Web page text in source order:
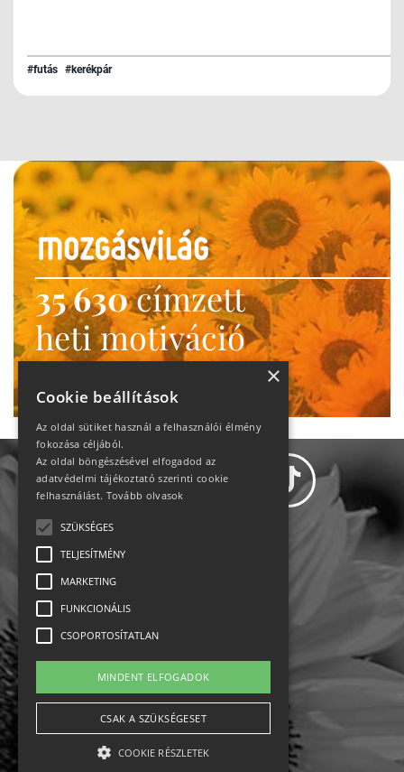
#futás #kerékpár
35 630címzett
heti motiváció
Ne maradj le!
Impresszum-kapcsolat
Jogi nyilatkozat
Rólunk
English
×
Cookie beállítások
Az oldal sütiket használ a felhasználói élmény
fokozása céljából.
Az oldal böngészésével elfogadod az
adatvédelmi tájékoztató szerinti cookie
felhasználást. Tovább olvasok
SZÜKSÉGES
TELJESÍTMÉNY
MARKETING
FUNKCIONÁLIS
CSOPORTOSÍTATLAN
MINDENT ELFOGADOK
CSAK A SZÜKSÉGESET
COOKIE RÉSZLETEK